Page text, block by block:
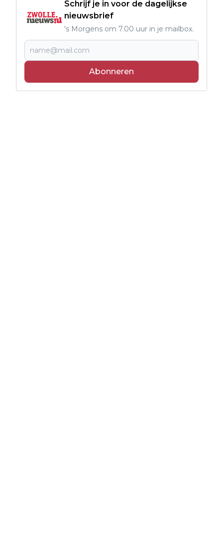
Schrijf je in voor de dagelijkse
nieuwsbrief
's Morgens om 7.00 uur in je mailbox.
Abonneren